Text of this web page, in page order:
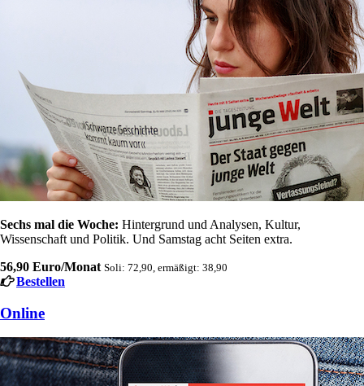
Sechs mal die Woche: Hintergrund und Analysen, Kultur,
Wissenschaft und Politik. Und Samstag acht Seiten extra.
56,90 Euro/Monat Soli: 72,90, ermäßigt: 38,90
Bestellen
Online